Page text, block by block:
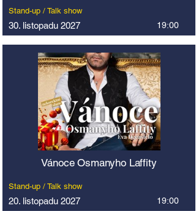
Stand-up / Talk show
30. listopadu 2027 19:00
Vánoce Osmanyho Laffity
Stand-up / Talk show
20. listopadu 2027 19:00